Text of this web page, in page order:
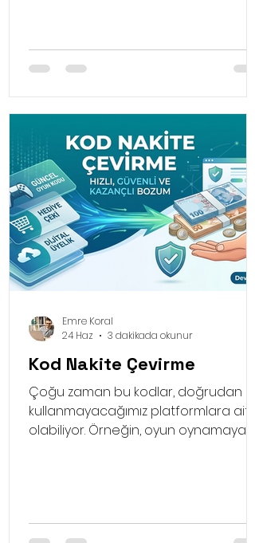
tutarı kullanıcının banka hesabına
aktarır. Böylece acil nakite sıkışan ya
kullanıcılar için hızlı bir çözüm üretilmiş
Kod Nakite Çevirme
Çoğu zaman bu kodlar, doğrudan
kullanmayacağımız platformlara ait
olabiliyor. Örneğin, oyun oynamayan
durumlarda kod nakite çevirme fikri
Emre Koral
24 Haz
3 dakikada okunur